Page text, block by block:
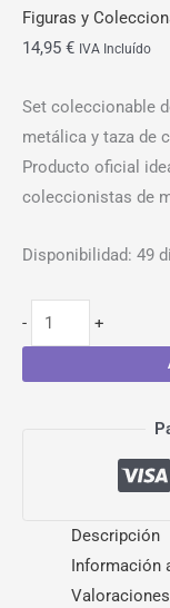
Figuras y
14,95 € IVA Incluído
Set coleccionable
metálica y taza de
Producto oficial
coleccionistas de
Disponibilidad: 49
- +
Descripción
Información